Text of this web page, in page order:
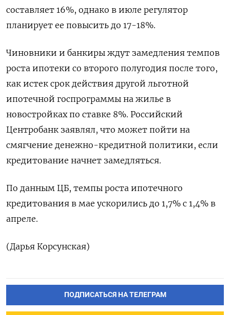
составляет 16%, однако в июле регулятор
планирует ее повысить до 17-18%.
Чиновники и банкиры ждут замедления темпов
роста ипотеки со второго полугодия после того,
как истек срок действия другой льготной
ипотечной госпрограммы на жилье в
новостройках по ставке 8%. Российский
Центробанк заявлял, что может пойти на
смягчение денежно-кредитной политики, если
кредитование начнет замедляться.
По данным ЦБ, темпы роста ипотечного
кредитования в мае ускорились до 1,7% с 1,4% в
апреле.
(Дарья Корсунская)
ПОДПИСАТЬСЯ НА ТЕЛЕГРАМ